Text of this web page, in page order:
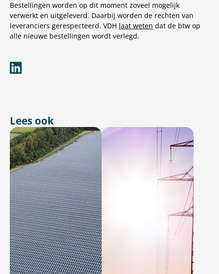
Bestellingen worden op dit moment zoveel mogelijk
verwerkt en uitgeleverd. Daarbij worden de rechten van
leveranciers gerespecteerd. VDH laat weten dat de btw op
alle nieuwe bestellingen wordt verlegd.
Lees ook